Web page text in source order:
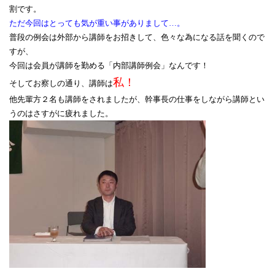
割です。
ただ今回はとっても気が重い事がありまして…。
普段の例会は外部から講師をお招きして、色々な為になる話を聞くので
すが、
今回は会員が講師を勤める「内部講師例会」なんです！
そしてお察しの通り、講師は私！
他先輩方２名も講師をされましたが、幹事長の仕事をしながら講師とい
うのはさすがに疲れました。